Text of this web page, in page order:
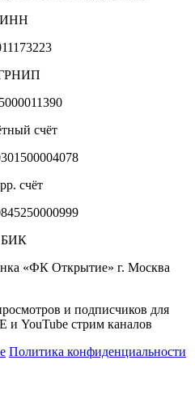
ИНН
счёт
счёт
БИК
«ФК Открытие» г. Москва
и подписчиков для
YouTube стрим каналов
Политика конфиденциальности